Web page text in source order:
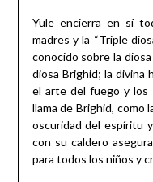
Yule encierra en sí
madres y la “Triple
conocido sobre la
diosa Brighid; la divina
el arte del fuego y los
llama de Brighid, como
oscuridad del espíritu
con su caldero
para todos los niños y